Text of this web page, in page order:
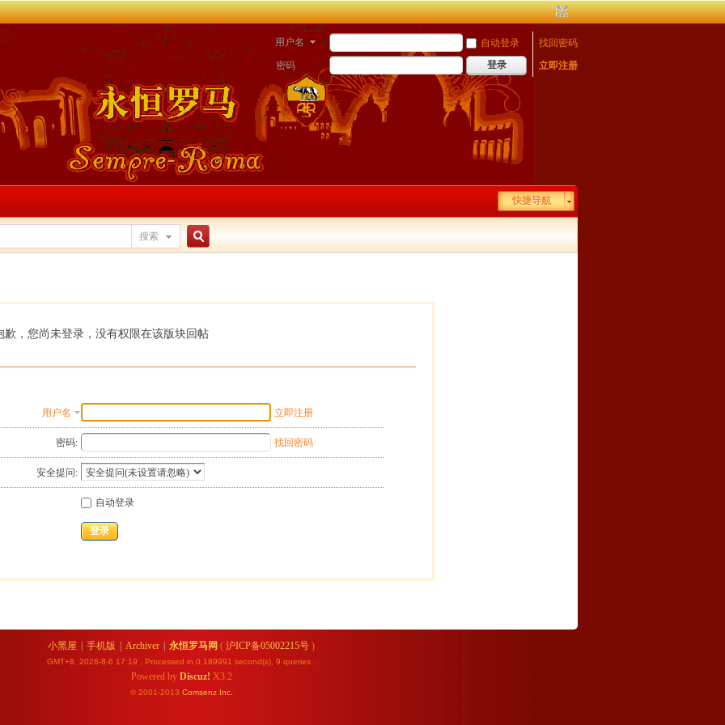
用户名 自动登录
找回密码
密码
登录 立即注册
快捷导航
搜索
索
歉，您尚未登录，没有权限在该版块回帖
用户名 立即注册
密码: 找回密码
安全提问:
自动登录
登录
小黑屋 手机版 Archiver 永恒罗马网 ( 沪ICP备05002215号 )
GMT+8, 2026-8-6 17:19 , Processed in 0.189991 second(s), 9 queries .
Powered by Discuz! X3.2
© 2001-2013 Comsenz Inc.